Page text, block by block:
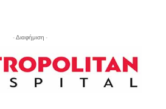
- Διαφήμιση -